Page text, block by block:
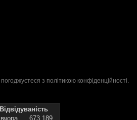
з політикою конфіденційності.
Відвідуваність
673 189